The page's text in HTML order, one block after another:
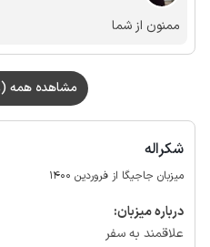
ممنون از شما
مشاهده همه (18 نظر)
شکراله
میزبان جاجیگا از فروردین 1400
درباره‌ میزبان:
علاقمند به سفر